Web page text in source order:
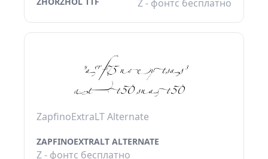
Z - фонтс бесплатно
ZapfinoExtraLT Alternate
ZAPFINOEXTRALT ALTERNATE
Z - фонтс бесплатно